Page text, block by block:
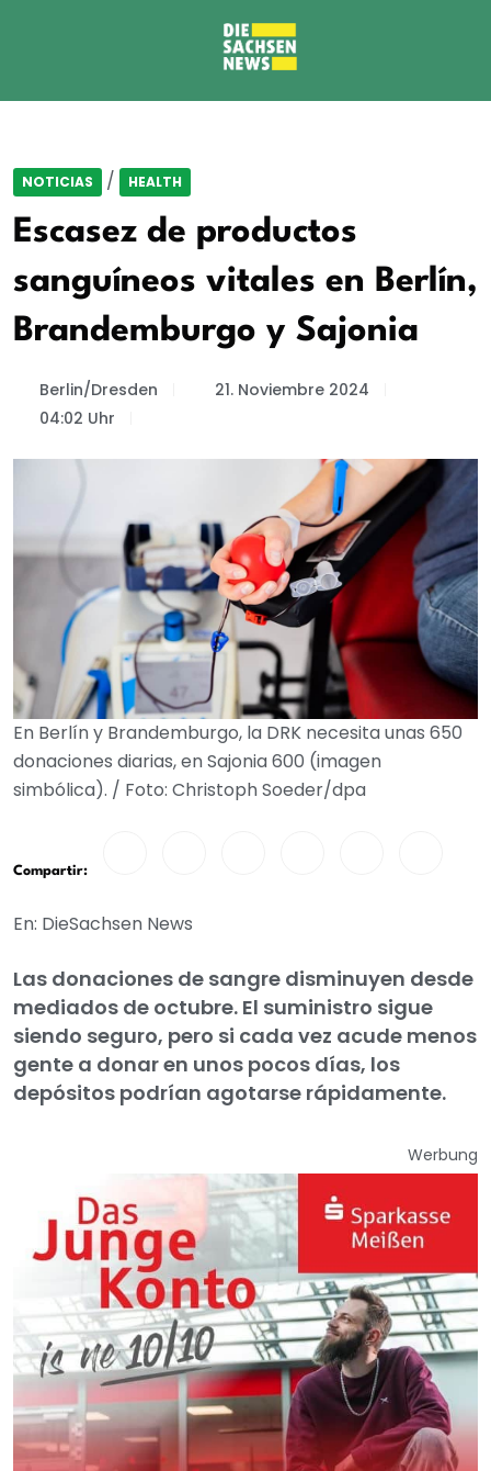
NOTICIAS / HEALTH
Escasez de productos
sanguíneos vitales en Berlín,
Brandemburgo y Sajonia
Berlin/Dresden
21. Noviembre 2024
04:02 Uhr
En Berlín y Brandemburgo, la DRK necesita unas 650
donaciones diarias, en Sajonia 600 (imagen
simbólica). / Foto: Christoph Soeder/dpa
Compartir:
En: DieSachsen News
Las donaciones de sangre disminuyen desde
mediados de octubre. El suministro sigue
siendo seguro, pero si cada vez acude menos
gente a donar en unos pocos días, los
depósitos podrían agotarse rápidamente.
Werbung